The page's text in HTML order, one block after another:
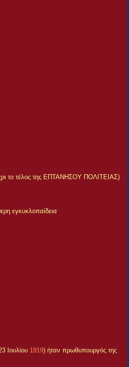
το τέλος της ΕΠΤΑΝΗΣΟΥ ΠΟΛΙΤΕΙΑΣ)
εγκυκλοπαίδεια
Ιουλίου 1919) ήταν πρωθυπουργός της